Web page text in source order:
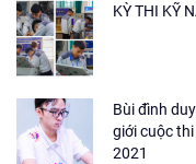
KỲ THI KỸ
Bùi đình
giới cuộc
2021